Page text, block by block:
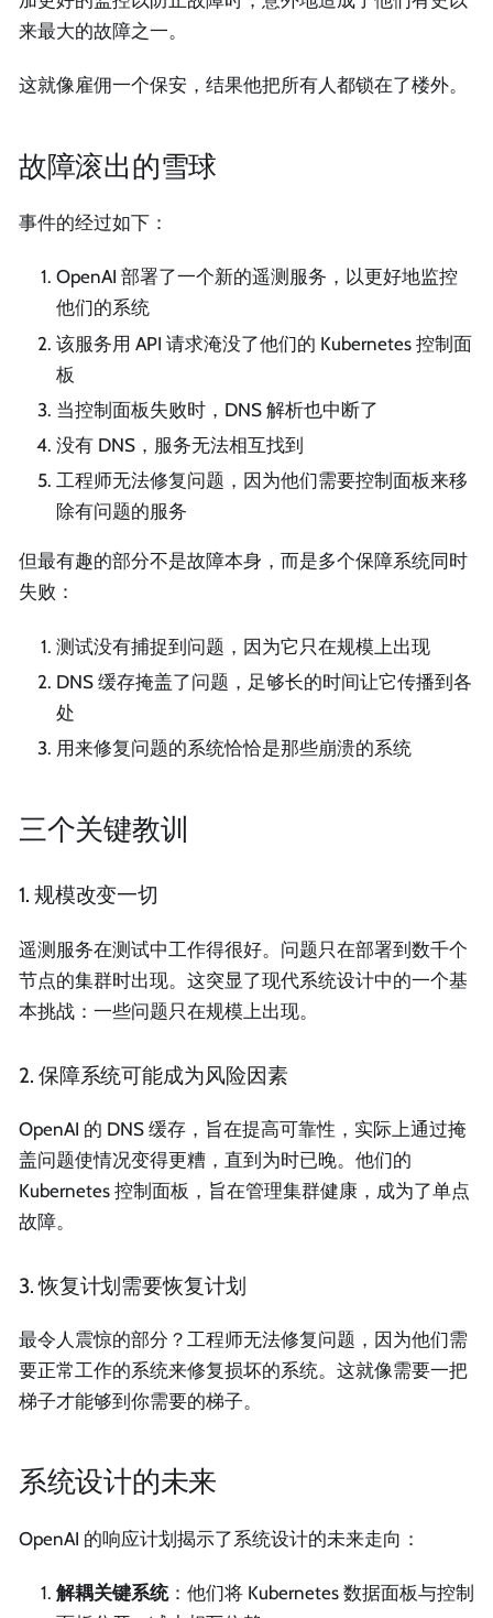
来最大的故障之一。
这就像雇佣一个保安，结果他把所有人都锁在了楼外。
故障滚出的雪球
事件的经过如下：
OpenAI 部署了一个新的遥测服务，以更好地监控
他们的系统
该服务用 API 请求淹没了他们的 Kubernetes 控制面
板
当控制面板失败时，DNS 解析也中断了
没有 DNS，服务无法相互找到
工程师无法修复问题，因为他们需要控制面板来移
除有问题的服务
但最有趣的部分不是故障本身，而是多个保障系统同时
失败：
测试没有捕捉到问题，因为它只在规模上出现
DNS 缓存掩盖了问题，足够长的时间让它传播到各
处
用来修复问题的系统恰恰是那些崩溃的系统
三个关键教训
1. 规模改变一切
遥测服务在测试中工作得很好。问题只在部署到数千个
节点的集群时出现。这突显了现代系统设计中的一个基
本挑战：一些问题只在规模上出现。
2. 保障系统可能成为风险因素
OpenAI 的 DNS 缓存，旨在提高可靠性，实际上通过掩
盖问题使情况变得更糟，直到为时已晚。他们的
Kubernetes 控制面板，旨在管理集群健康，成为了单点
故障。
3. 恢复计划需要恢复计划
最令人震惊的部分？工程师无法修复问题，因为他们需
要正常工作的系统来修复损坏的系统。这就像需要一把
梯子才能够到你需要的梯子。
系统设计的未来
OpenAI 的响应计划揭示了系统设计的未来走向：
解耦关键系统：他们将 Kubernetes 数据面板与控制